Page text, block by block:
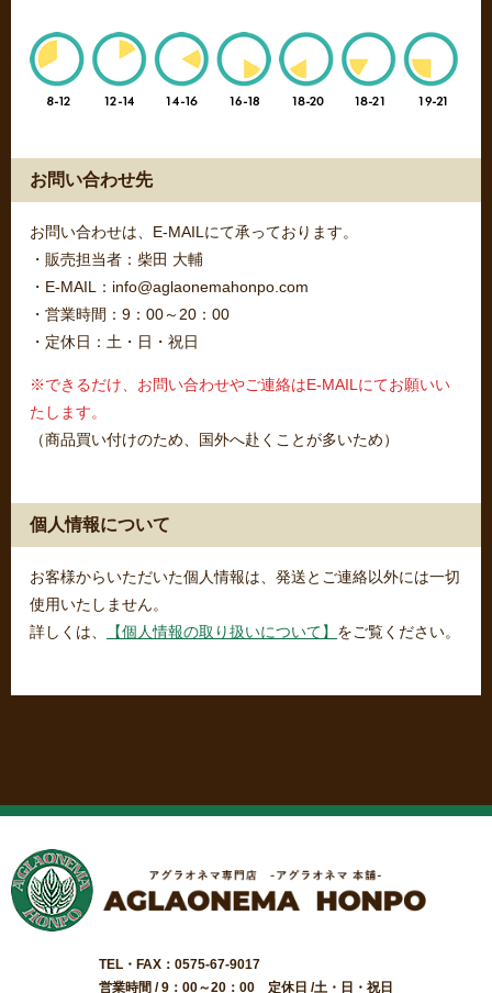
お問い合わせ先
お問い合わせは、E-MAILにて承っております。
・販売担当者：柴田 大輔
・E-MAIL：info@aglaonemahonpo.com
・営業時間：9：00～20：00
・定休日：土・日・祝日
※できるだけ、お問い合わせやご連絡はE-MAILにてお願いい
たします。
（商品買い付けのため、国外へ赴くことが多いため）
個人情報について
お客様からいただいた個人情報は、発送とご連絡以外には一切
使用いたしません。
詳しくは、
【個人情報の取り扱いについて】 をご覧ください。
TEL・FAX：0575-67-9017
営業時間 / 9：00～20：00 定休日 /土・日・祝日